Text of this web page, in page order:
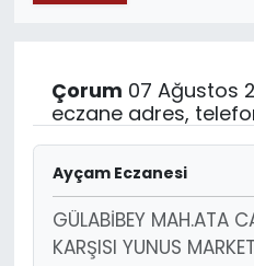
Çorum 07 Ağustos
eczane adres,
Ayçam Eczanesi
GÜLABİBEY MAH.ATA
KARŞISI YUNUS
MAGAZİN
SAĞLIK
SPOR
11:11 MANŞET
Haber Arşivi